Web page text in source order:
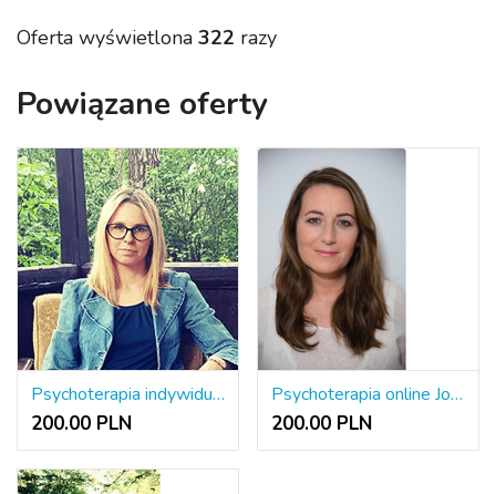
Oferta wyświetlona 322 razy
Powiązane oferty
Psychoterapia indywidualna dorosłych
200.00 PLN
Psychoterapia online Joanna Fiks
200.00 PLN